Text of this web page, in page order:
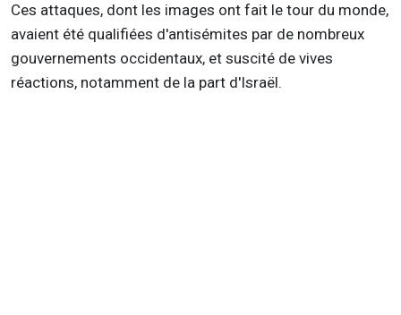
Ces attaques, dont les images ont fait le tour du monde,
avaient été qualifiées d'antisémites par de nombreux
gouvernements occidentaux, et suscité de vives
réactions, notamment de la part d'Israël.